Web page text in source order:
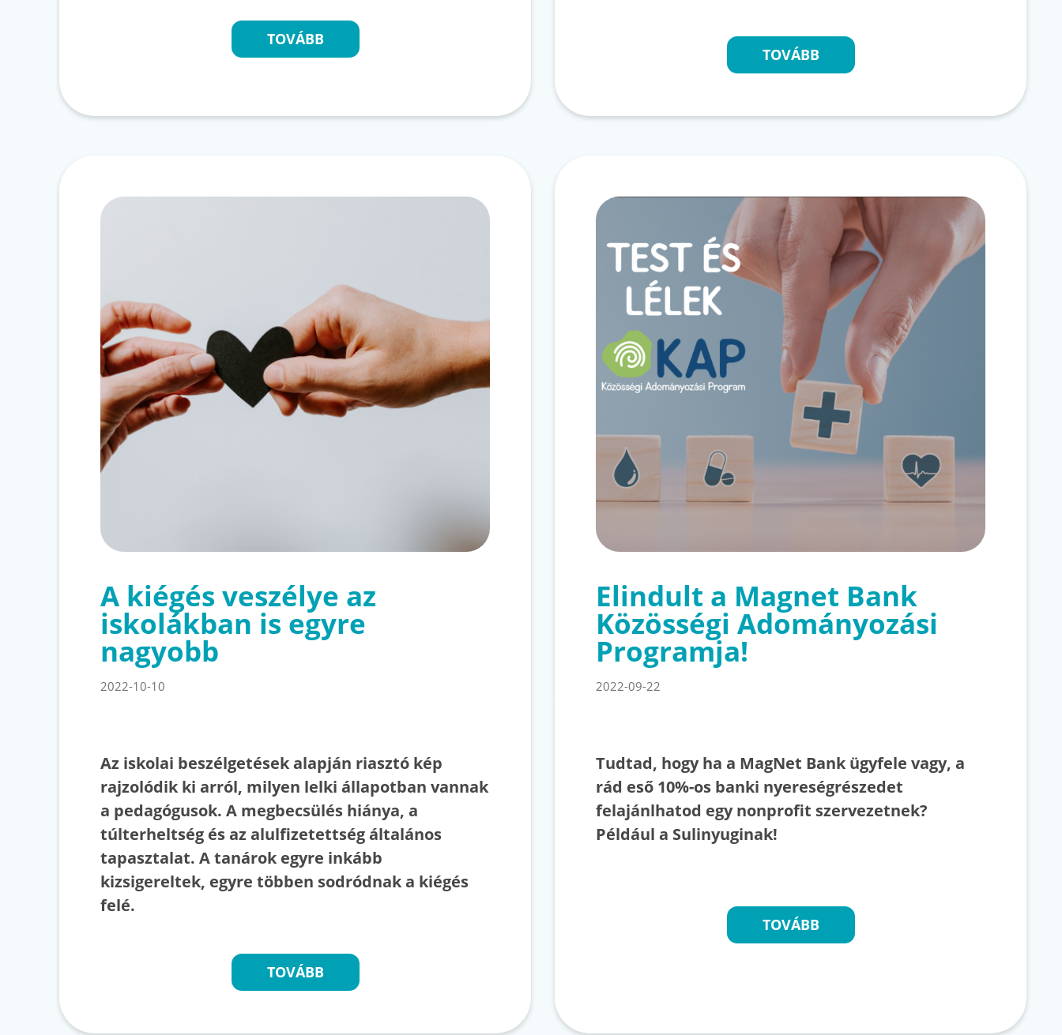
TOVÁBB
TOVÁBB
A kiégés veszélye az
iskolákban is egyre
nagyobb
2022-10-10
Az iskolai beszélgetések alapján riasztó kép
rajzolódik ki arról, milyen lelki állapotban vannak
a pedagógusok. A megbecsülés hiánya, a
túlterheltség és az alulfizetettség általános
tapasztalat. A tanárok egyre inkább
kizsigereltek, egyre többen sodródnak a kiégés
felé.
TOVÁBB
Elindult a Magnet Bank
Közösségi Adományozási
Programja!
2022-09-22
Tudtad, hogy ha a MagNet Bank ügyfele vagy, a
rád eső 10%-os banki nyereségrészedet
felajánlhatod egy nonprofit szervezetnek?
Például a Sulinyuginak!
TOVÁBB